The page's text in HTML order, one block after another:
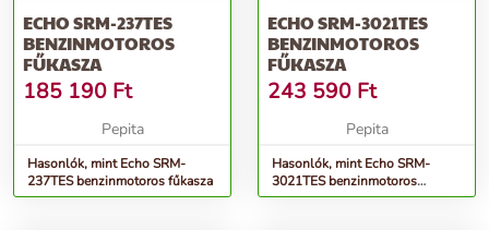
ECHO SRM-237TES
BENZINMOTOROS
FŰKASZA
185 190 Ft
Pepita
Hasonlók, mint Echo SRM-
237TES benzinmotoros fűkasza
ECHO SRM-3021TES
BENZINMOTOROS
FŰKASZA
243 590 Ft
Pepita
Hasonlók, mint Echo SRM-
3021TES benzinmotoros
fűkasza